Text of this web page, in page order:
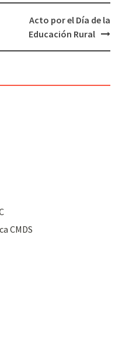
Acto por el Día de la
Educación Rural
CMDS